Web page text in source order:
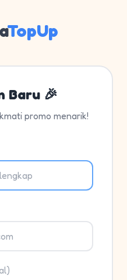
TopUp
Baru 🎉
promo menarik!